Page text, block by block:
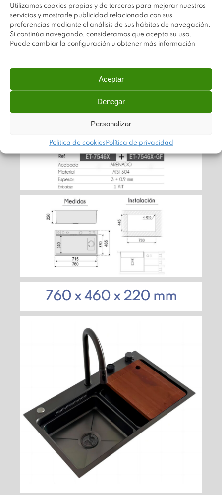
Utilizamos cookies propias y de terceros para mejorar nuestros
servicios y mostrarle publicidad relacionada con sus
preferencias mediante el análisis de sus hábitos de navegación.
Si continúa navegando, consideramos que acepta su uso.
Puede cambiar la configuración u obtener más información
Aceptar
Denegar
Personalizar
Política de cookies Política de privacidad
760 x 460 x 220 mm